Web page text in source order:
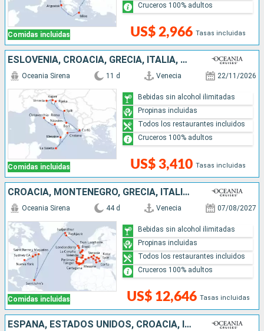
Comidas incluidas US$ 2,966 Tasas incluidas
Cruceros 100% adultos
ESLOVENIA, CROACIA, GRECIA, ITALIA, MALTA
Comidas incluidas
Oceania Sirena 11 d Venecia 22/11/2026
US$ 3,410 Tasas incluidas
Bebidas sin alcohol ilimitadas
Propinas incluidas
Todos los restaurantes incluidos
Cruceros 100% adultos
CROACIA, MONTENEGRO, GRECIA, ITALIA, MARRUECOS, ESPAÑA, PORTUGAL, FRANCIA, REINO UNIDO, IRLANDA, ISLANDIA, ANTIGUA Y BARBUDA, CANADÁ, ESTADOS UNIDOS
Comidas incluidas
Oceania Sirena 44 d Venecia 07/08/2027
US$ 12,646 Tasas incluidas
Bebidas sin alcohol ilimitadas
Propinas incluidas
Todos los restaurantes incluidos
Cruceros 100% adultos
ESPAÑA, ESTADOS UNIDOS, CROACIA, IRLANDA, PORTUGAL, ITALIA, ANTIGUA Y BARBUDA, ISLANDIA, REINO UNIDO, FRANCIA, CANADÁ, GRECIA, MARRUECOS, MONTENEGRO